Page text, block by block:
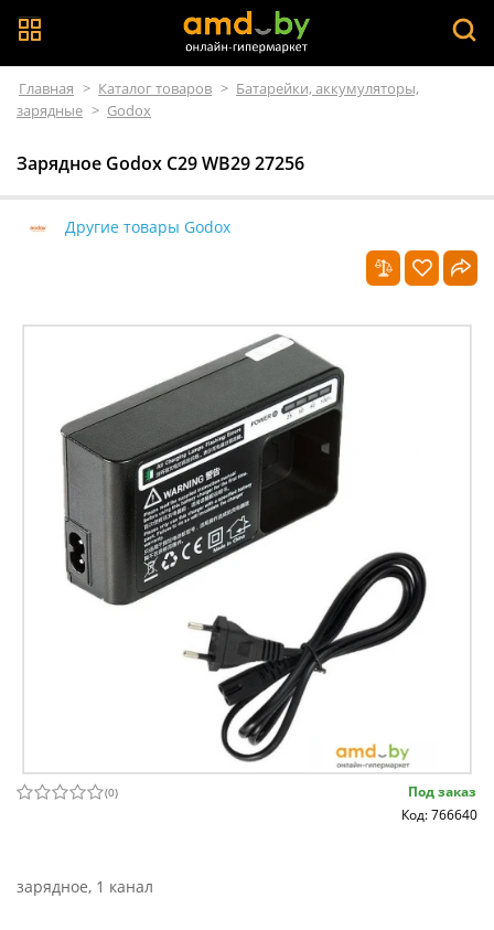
Главная > Каталог товаров > Батарейки, аккумуляторы,
зарядные > Godox
Зарядное Godox C29 WB29 27256
Другие товары Godox
(0)
Под заказ
Код: 766640
зарядное, 1 канал